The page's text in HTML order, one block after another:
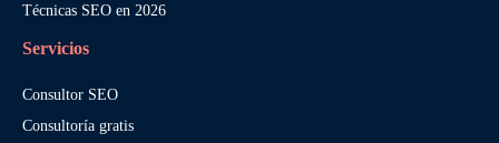
Técnicas SEO en 2026
Servicios
Consultor SEO
Consultoría gratis